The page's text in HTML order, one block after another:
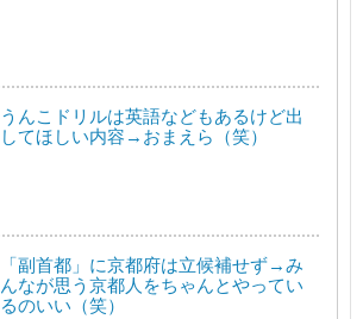
うんこドリルは英語などもあるけど出
してほしい内容→おまえら（笑）
「副首都」に京都府は立候補せず→み
んなが思う京都人をちゃんとやってい
るのいい（笑）